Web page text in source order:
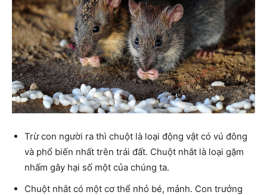
Trừ con người ra thì chuột là loại động vật có vú đông
và phổ biến nhất trên trái đất. Chuột nhắt là loại gặm
nhấm gây hại số một của chúng ta.
Chuột nhắt có một cơ thể nhỏ bé, mảnh. Con trưởng